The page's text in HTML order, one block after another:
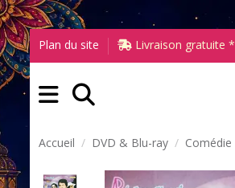
Plan du site Livraison gratuite *
Accueil DVD & Blu-ray Comédie